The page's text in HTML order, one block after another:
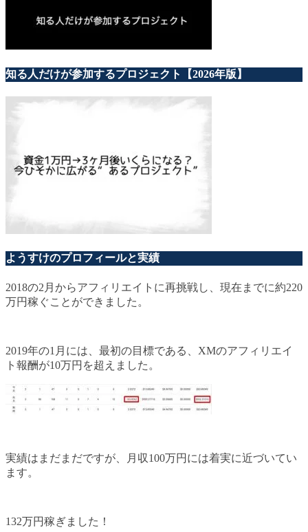
知る人だけが参加するプロジェクト【2026年版】
ようすけのプロフィールと実績
2018の2月からアフィリエイトに再挑戦し、現在までに約220
万円稼ぐことができました。
2019年の1月には、最初の目標である、XMのアフィリエイ
ト報酬が10万円を超えました。
実績はまだまだですが、月収100万円には着実に近づいてい
ます。
132万円稼ぎました！